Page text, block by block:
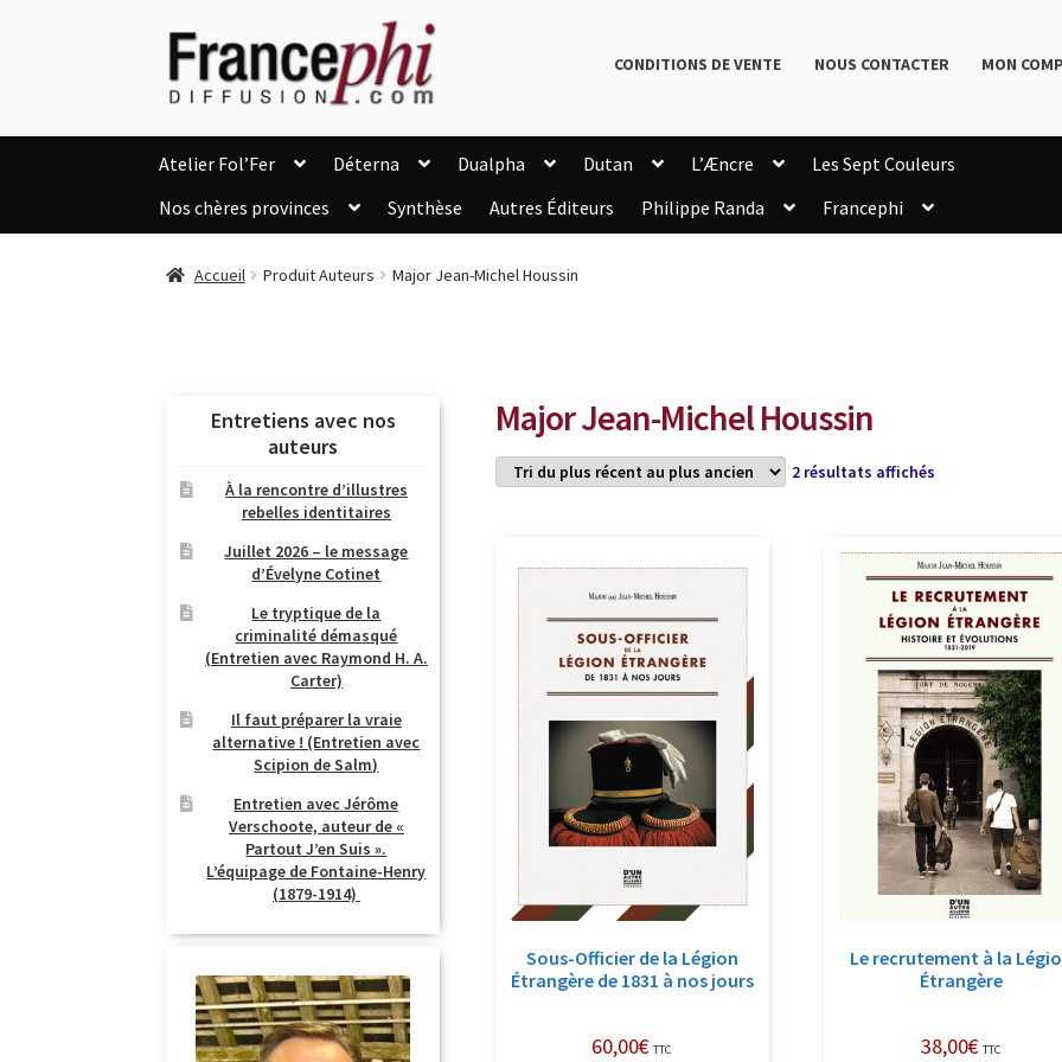
Aller
la
Aller
au
contenu
CONDITIONS DE VENTE NOUS CONTACTER MON
Atelier Fol’Fer Déterna Dualpha Dutan L’Æncre
Les Sept Couleurs
Nos chères provinces
Synthèse Autres Éditeurs Philippe Randa
Francephi
Accueil Produit Auteurs Major Jean-Michel Houssin
Major Jean-Michel Houssin
2 résultats affichésTrié
récent
au
plus
ancien
Sous-Officier de la Légion
Étrangère de 1831 à nos jours
60,00€ TTC
Le recrutement à la
Étrangère
38,00€ TTC
Entretiens avec nos
auteurs
À la rencontre d’illustres
rebelles identitaires
Juillet 2026 – le message
d’Évelyne Cotinet
Le tryptique de la
criminalité démasqué
(Entretien avec Raymond H. A.
Carter)
Il faut préparer la vraie
alternative ! (Entretien avec
Scipion de Salm)
Entretien avec Jérôme
Verschoote, auteur de «
Partout J’en Suis ».
L’équipage de Fontaine-Henry
(1879-1914)